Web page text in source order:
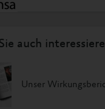
auch
Unser